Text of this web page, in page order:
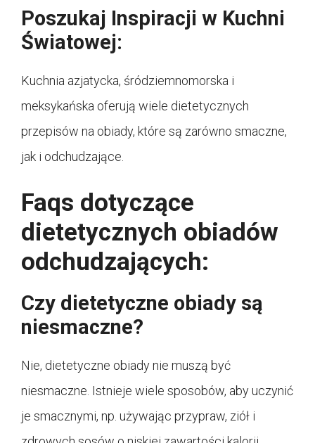
Poszukaj Inspiracji w Kuchni
Światowej:
Kuchnia azjatycka, śródziemnomorska i
meksykańska oferują wiele dietetycznych
przepisów na obiady, które są zarówno smaczne,
jak i odchudzające.
Faqs dotyczące
dietetycznych obiadów
odchudzających:
Czy dietetyczne obiady są
niesmaczne?
Nie, dietetyczne obiady nie muszą być
niesmaczne. Istnieje wiele sposobów, aby uczynić
je smacznymi, np. używając przypraw, ziół i